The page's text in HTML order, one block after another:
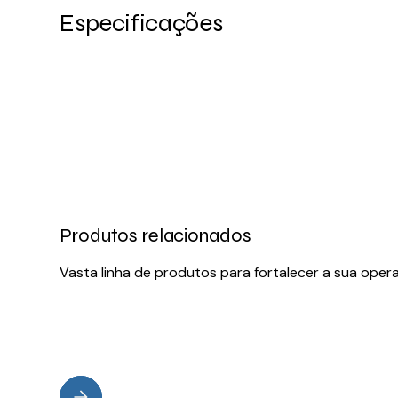
Especificações
Produtos relacionados
Vasta linha de produtos para fortalecer a sua